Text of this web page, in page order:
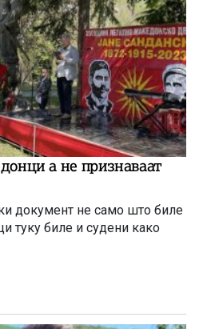
а не признаваат
документ не само што биле
туку биле и судени како